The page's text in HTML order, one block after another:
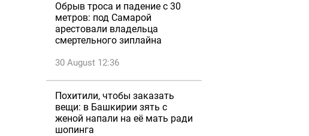
Обрыв троса и падение с 30
метров: под Самарой
арестовали владельца
смертельного зиплайна
30 August 12:36
Похитили, чтобы заказать
вещи: в Башкирии зять с
женой напали на её мать ради
шопинга